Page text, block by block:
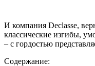
И компания Declasse,
классические изгибы,
– с гордостью
Содержание: